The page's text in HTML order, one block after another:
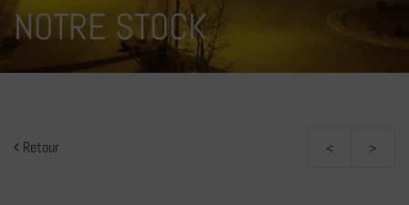
NOTRE STOCK
Retour < >